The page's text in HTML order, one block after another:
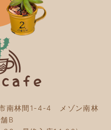
月(4)
月(5)
月(2)
月
月(4)
月(5)
(2)
(2)
月(4)
月(3)
南林間1-4-4 メゾン南林
B